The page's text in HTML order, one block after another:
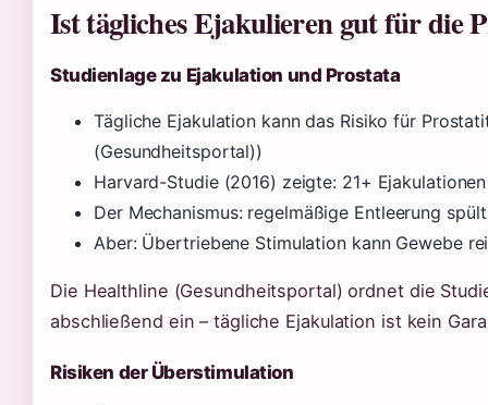
Ist tägliches Ejakulieren gut für die
Studienlage zu Ejakulation und Prostata
Tägliche Ejakulation kann das Risiko für
(Gesundheitsportal))
Harvard-Studie (2016) zeigte: 21+
Der Mechanismus: regelmäßige Entleerung
Aber: Übertriebene Stimulation kann Gewebe
Die Healthline (Gesundheitsportal) ordnet die
abschließend ein – tägliche Ejakulation ist kein
Risiken der Überstimulation